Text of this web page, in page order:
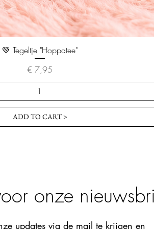
💚 Tegeltje "Hoppatee"
Prijs
€ 7,95
ADD TO CART >
onze
updates via de mail te krijgen en